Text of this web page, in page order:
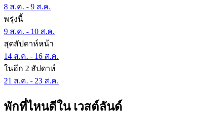
8 ส.ค. - 9 ส.ค.
พรุ่งนี้
9 ส.ค. - 10 ส.ค.
สุดสัปดาห์หน้า
14 ส.ค. - 16 ส.ค.
ในอีก 2 สัปดาห์
21 ส.ค. - 23 ส.ค.
พักที่ไหนดีใน เวสต์ลันด์